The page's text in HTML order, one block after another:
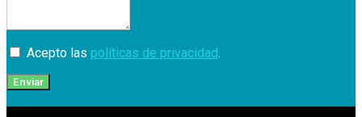
Acepto las políticas de privacidad.
Enviar